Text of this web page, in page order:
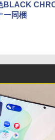
BLACK
ー同梱